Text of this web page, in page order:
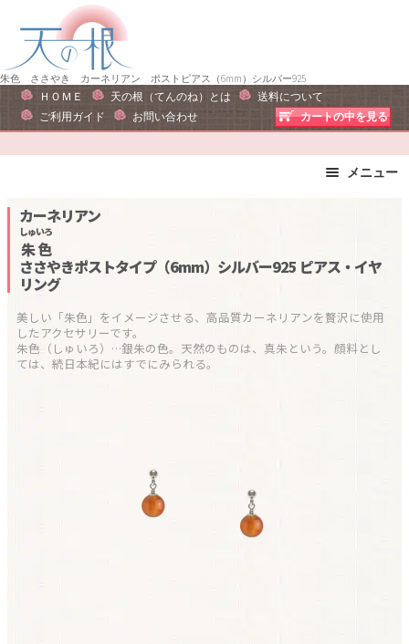
ー
ン
朱色 ささやき カーネリアン ポストピアス（6mm）シルバー925
ＨＯＭＥ 天の根（てんのね）とは
送料について
ご利用ガイド
お問い合わせ カートの中を見る
メニュー
ピアス・イヤリング
リング
運勢で選ぶ
誕生石で選ぶ
干支石で選ぶ
星座石で選ぶ
石の名前で選ぶ
カーネリアン
朱色
しゅいろ
ささやきポストタイプ（6mm）シルバー925 ピアス・イヤ
リング
美しい「朱色」をイメージさせる、高品質カーネリアンを贅沢に使用
したアクセサリーです。
朱色（しゅいろ）…銀朱の色。天然のものは、真朱という。顔料とし
ては、続日本紀にはすでにみられる。